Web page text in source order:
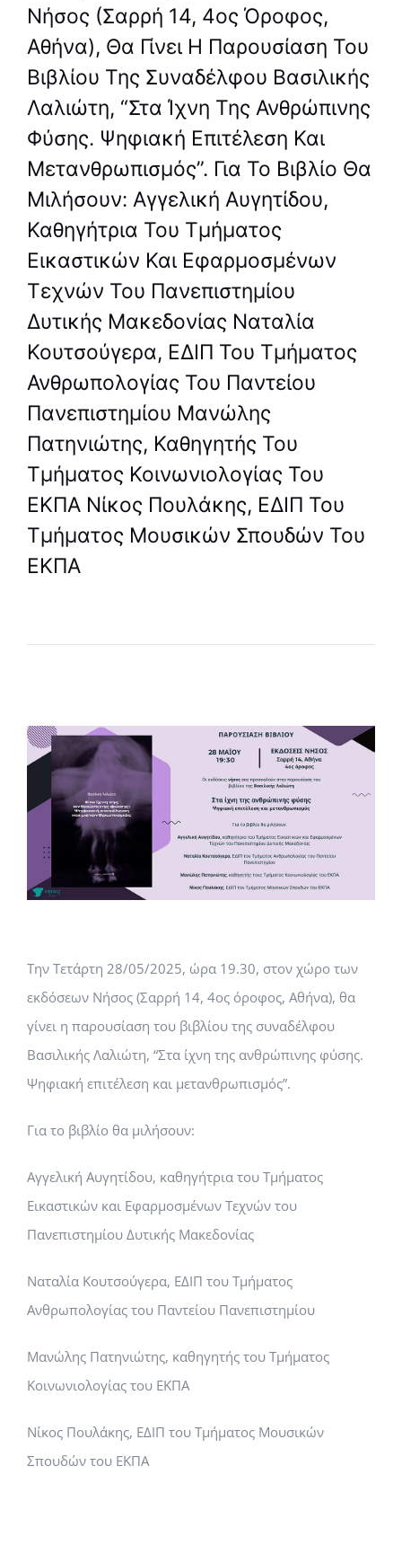
Νήσος (Σαρρή 14, 4ος Όροφος,
Αθήνα), Θα Γίνει Η Παρουσίαση Του
Βιβλίου Της Συναδέλφου Βασιλικής
Λαλιώτη, “Στα Ίχνη Της Ανθρώπινης
Φύσης. Ψηφιακή Επιτέλεση Και
Μετανθρωπισμός”. Για Το Βιβλίο Θα
Μιλήσουν: Αγγελική Αυγητίδου,
Καθηγήτρια Του Τμήματος
Εικαστικών Και Εφαρμοσμένων
Τεχνών Του Πανεπιστημίου
Δυτικής Μακεδονίας Ναταλία
Κουτσούγερα, ΕΔΙΠ Του Τμήματος
Ανθρωπολογίας Του Παντείου
Πανεπιστημίου Μανώλης
Πατηνιώτης, Καθηγητής Του
Τμήματος Κοινωνιολογίας Του
ΕΚΠΑ Νίκος Πουλάκης, ΕΔΙΠ Του
Τμήματος Μουσικών Σπουδών Του
ΕΚΠΑ
Την Τετάρτη 28/05/2025, ώρα 19.30, στον χώρο των
εκδόσεων Νήσος (Σαρρή 14, 4ος όροφος, Αθήνα), θα
γίνει η παρουσίαση του βιβλίου της συναδέλφου
Βασιλικής Λαλιώτη, “Στα ίχνη της ανθρώπινης φύσης.
Ψηφιακή επιτέλεση και μετανθρωπισμός”.
Για το βιβλίο θα μιλήσουν:
Αγγελική Αυγητίδου, καθηγήτρια του Τμήματος
Εικαστικών και Εφαρμοσμένων Τεχνών του
Πανεπιστημίου Δυτικής Μακεδονίας
Ναταλία Κουτσούγερα, ΕΔΙΠ του Τμήματος
Ανθρωπολογίας του Παντείου Πανεπιστημίου
Μανώλης Πατηνιώτης, καθηγητής του Τμήματος
Κοινωνιολογίας του ΕΚΠΑ
Νίκος Πουλάκης, ΕΔΙΠ του Τμήματος Μουσικών
Σπουδών του ΕΚΠΑ